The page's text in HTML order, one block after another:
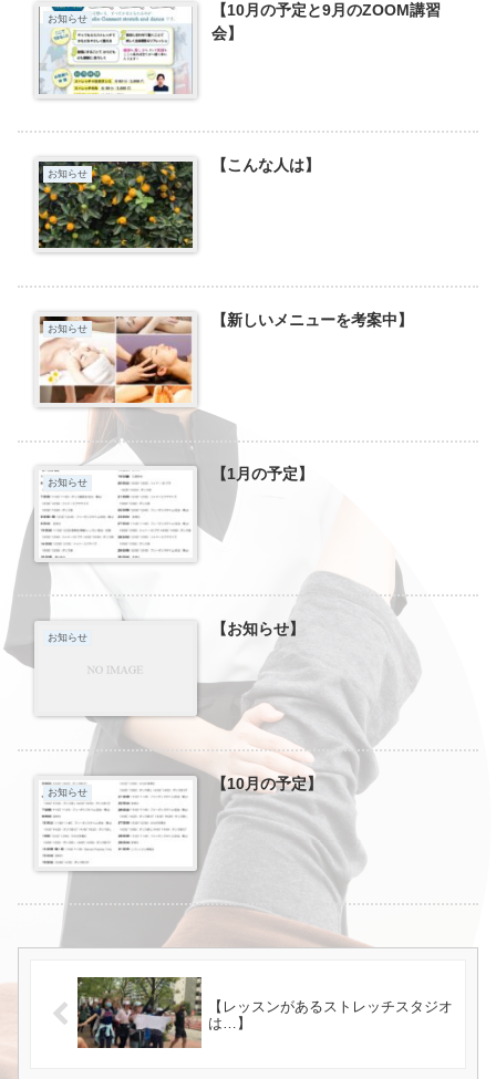
お知らせ
【10月の予定と9月のZOOM講習
会】
お知らせ 【こんな人は】
お知らせ 【新しいメニューを考案中】
お知らせ 【1月の予定】
お知らせ 【お知らせ】
お知らせ 【10月の予定】
【レッスンがあるストレッチスタジオ
は…】